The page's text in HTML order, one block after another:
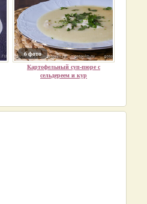
6 фото
Картофельный суп-пюре с
сельдереем и кур